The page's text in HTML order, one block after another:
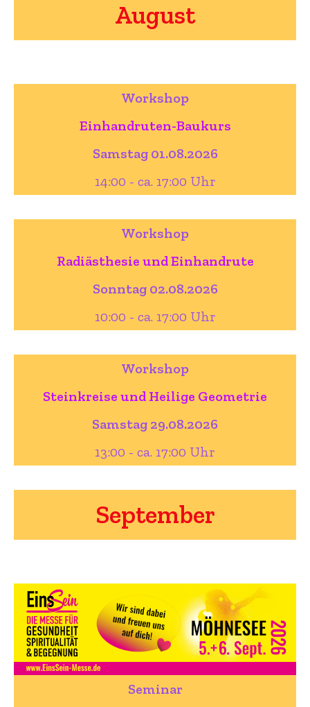
August
Workshop
Einhandruten-Baukurs
Samstag 01.08.2026
14:00 - ca. 17:00 Uhr
Workshop
Radiästhesie und Einhandrute
Sonntag 02.08.2026
10:00 - ca. 17:00 Uhr
Workshop
Steinkreise und Heilige Geometrie
Samstag 29.08.2026
13:00 - ca. 17:00 Uhr
September
Seminar